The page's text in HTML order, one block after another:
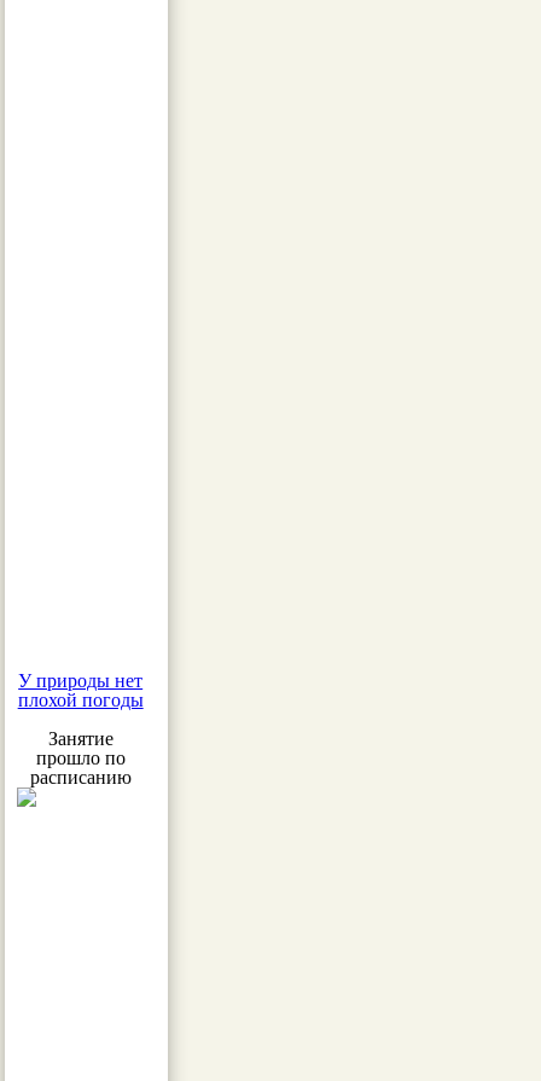
У природы нет
плохой погоды
Занятие
прошло по
расписанию